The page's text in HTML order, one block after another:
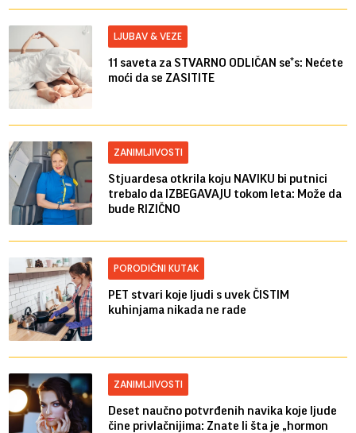
LJUBAV & VEZE
11 saveta za STVARNO ODLIČAN se*s: Nećete
moći da se ZASITITE
ZANIMLJIVOSTI
Stjuardesa otkrila koju NAVIKU bi putnici
trebalo da IZBEGAVAJU tokom leta: Može da
bude RIZIČNO
PORODIČNI KUTAK
PET stvari koje ljudi s uvek ČISTIM
kuhinjama nikada ne rade
ZANIMLJIVOSTI
Deset naučno potvrđenih navika koje ljude
čine privlačnijima: Znate li šta je „hormon